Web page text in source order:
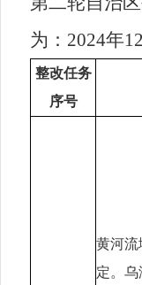
为： 2024年12
整改任务
序号
黄河流
定。乌